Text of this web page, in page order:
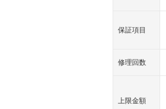
保証項目
修理回数
上限金額